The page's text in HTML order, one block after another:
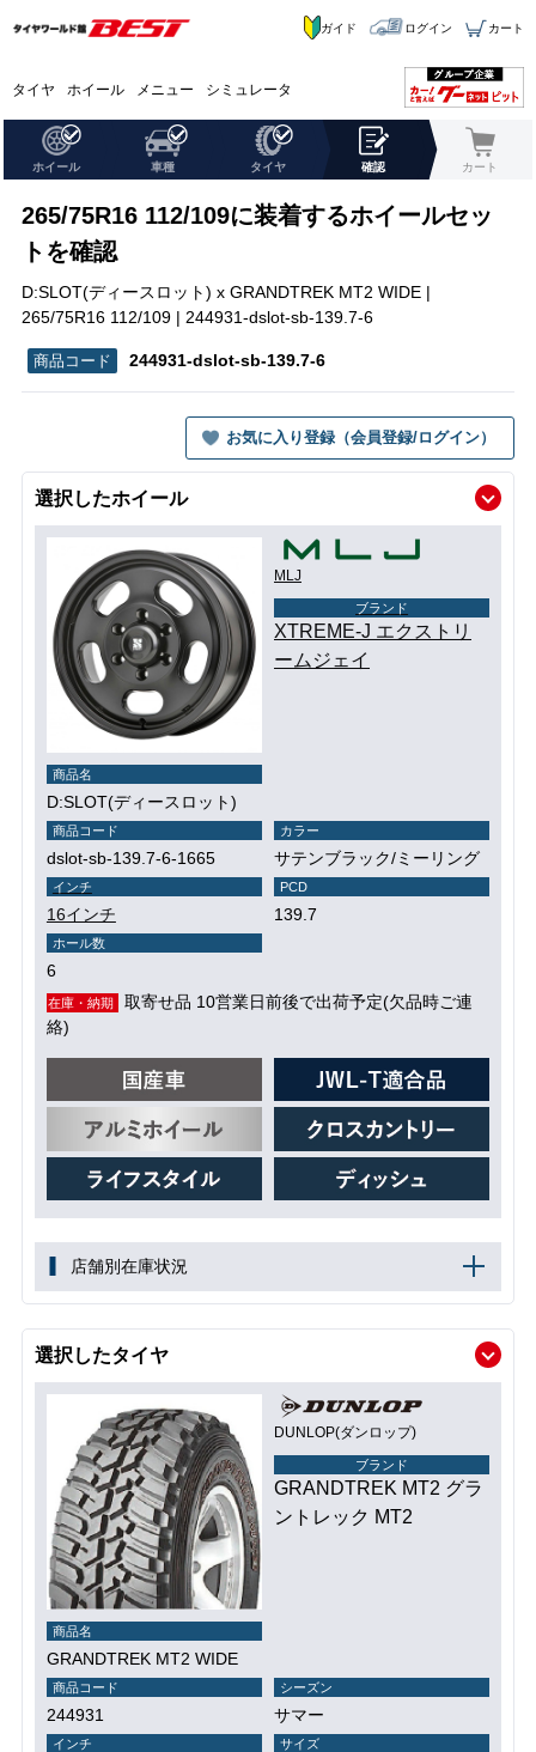
タイヤ ホイール メニュー シミュレータ
ガイド ログイン カート
ホイール 車種 タイヤ 確認 カート
265/75R16 112/109に装着するホイールセッ
トを確認
D:SLOT(ディースロット) x GRANDTREK MT2 WIDE |
265/75R16 112/109 | 244931-dslot-sb-139.7-6
244931-dslot-sb-139.7-6
お気に入り登録（会員登録/ログイン）
選択したホイール
MLJ
ブランド
XTREME-J エクストリ
ームジェイ
商品名
D:SLOT(ディースロット)
商品コード
dslot-sb-139.7-6-1665
カラー
サテンブラック/ミーリング
インチ
16インチ
PCD
139.7
ホール数
6
在庫・納期
取寄せ品 10営業日前後で出荷予定(欠品時ご連
絡)
店舗別在庫状況
選択したタイヤ
DUNLOP(ダンロップ)
ブランド
GRANDTREK MT2 グラ
ントレック MT2
商品名
GRANDTREK MT2 WIDE
商品コード
244931
シーズン
サマー
インチ サイズ